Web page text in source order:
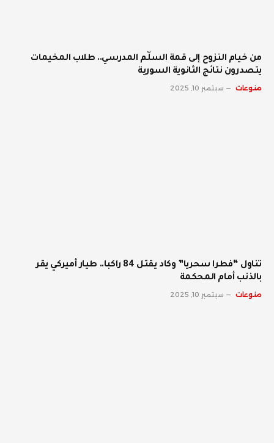
من خيام النزوح إلى قمة السلّم المدرسي.. طلاب المخيمات
يتصدرون نتائج الثانوية السورية
منوعات سبتمبر 10, 2025
تناول “فطرا سحريا” وكاد يقتل 84 راكبا.. طيار أميركي يقر
بالذنب أمام المحكمة
منوعات سبتمبر 10, 2025